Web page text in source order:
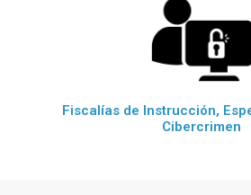
Fiscalías de Instrucción,
Cibercrimen